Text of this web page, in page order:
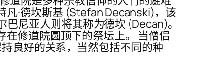
凡·德坎斯基 (Stefan Decanski)，该
尼亚人则将其称为德坎 (Decan)。
修道院圆顶下的祭坛上。 当僧侣
良好的关系，当然包括不同的种